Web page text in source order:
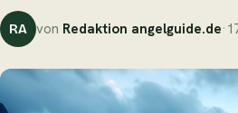
RA von Redaktion angelguide.de·